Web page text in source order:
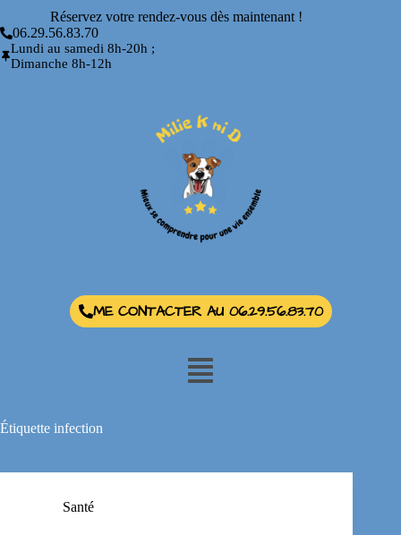
Réservez votre rendez-vous dès maintenant !
06.29.56.83.70
Lundi au samedi 8h-20h ;
Dimanche 8h-12h
ME CONTACTER AU 06.29.56.83.70
Étiquette infection
Santé